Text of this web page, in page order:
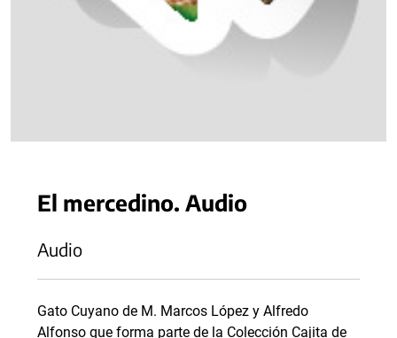
El mercedino. Audio
Audio
Gato Cuyano de M. Marcos López y Alfredo
Alfonso que forma parte de la Colección Cajita de